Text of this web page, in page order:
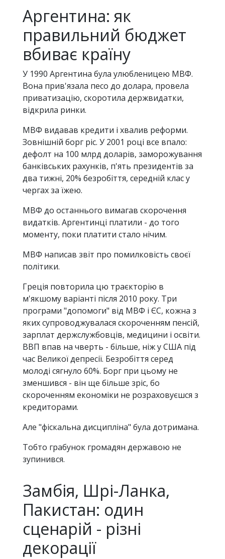
Аргентина: як
правильний бюджет
вбиває країну
У 1990 Аргентина була улюбленицею МВФ.
Вона прив'язала песо до долара, провела
приватизацію, скоротила держвидатки,
відкрила ринки.
МВФ видавав кредити і хвалив реформи.
Зовнішній борг ріс. У 2001 році все впало:
дефолт на 100 млрд доларів, заморожування
банківських рахунків, п'ять президентів за
два тижні, 20% безробіття, середній клас у
чергах за їжею.
МВФ до останнього вимагав скорочення
видатків. Аргентинці платили - до того
моменту, поки платити стало нічим.
МВФ написав звіт про помилковість своєї
політики.
Греція повторила цю траєкторію в
м'якшому варіанті після 2010 року. Три
програми "допомоги" від МВФ і ЄС, кожна з
яких супроводжувалася скороченням пенсій,
зарплат держслужбовців, медицини і освіти.
ВВП впав на чверть - більше, ніж у США під
час Великої депресії. Безробіття серед
молоді сягнуло 60%. Борг при цьому не
зменшився - він ще більше зріс, бо
скороченням економіки не розраховуєшся з
кредиторами.
Але "фіскальна дисципліна" була дотримана.
Тобто грабунок громадян державою не
зупинився.
Замбія, Шрі-Ланка,
Пакистан: один
сценарій - різні
декорації